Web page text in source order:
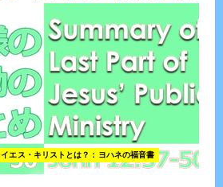
イエス・キリストとは？：ヨハネの福音書